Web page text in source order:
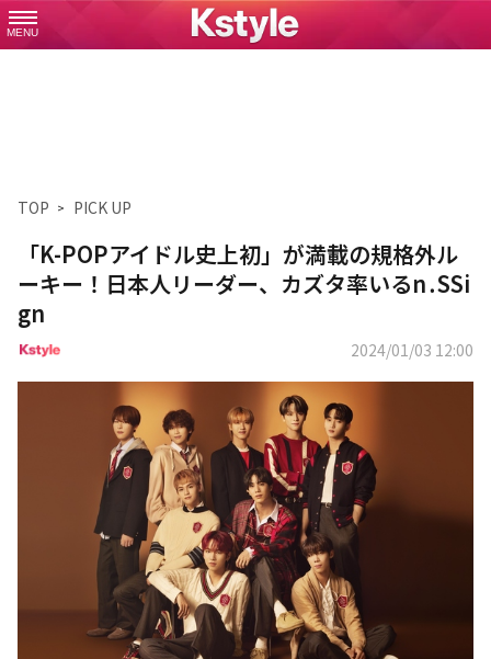
MENU
TOP PICK UP
「K-POPアイドル史上初」が満載の規格外ル
ーキー！日本人リーダー、カズタ率いるn․SSi
gn
2024/01/03 12:00